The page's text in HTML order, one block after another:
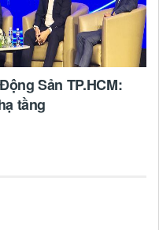
Sản TP.HCM:
tầng